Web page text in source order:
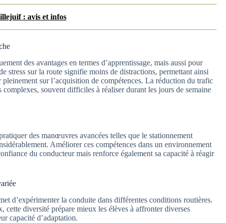
: avis et infos
des avantages en termes d’apprentissage, mais aussi pour
stress sur la route signifie moins de distractions, permettant ainsi
sur l’acquisition de compétences. La réduction du trafic
souvent difficiles à réaliser durant les jours de semaine
des manœuvres avancées telles que le stationnement
Améliorer ces compétences dans un environnement
du conducteur mais renforce également sa capacité à réagir
d’expérimenter la conduite dans différentes conditions routières.
cette diversité prépare mieux les élèves à affronter diverses
capacité d’adaptation.